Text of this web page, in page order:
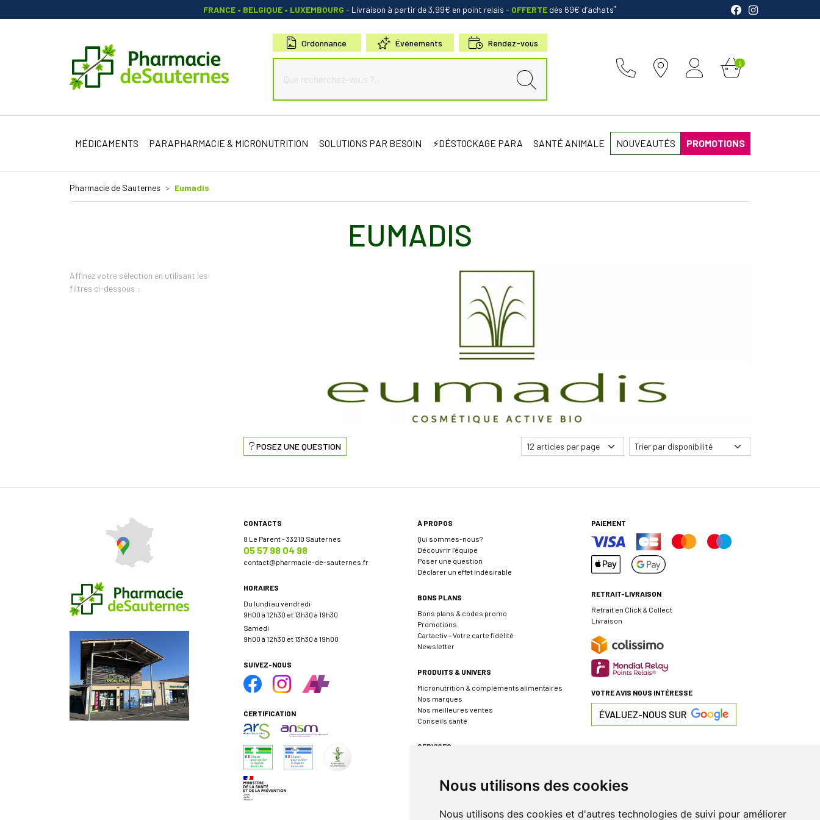
Nous utilisons des cookies
Nous utilisons des cookies et d'autres technologies de suivi pour améliorer
FRANCE • BELGIQUE • LUXEMBOURG - Livraison à partir de 3,99€ en point relais - OFFERTE dès 69€ d’achats*
Pharmacie de Sauternes Votre pharmacie en ligne à votre service
Ordonnance Événements Rendez-vous
0
MÉDICAMENTS PARAPHARMACIE & MICRONUTRITION SOLUTIONS PAR BESOIN ⚡DÉSTOCKAGE PARA SANTÉ ANIMALE NOUVEAUTÉS PROMOTIONS
Pharmacie de Sauternes Eumadis
EUMADIS
POSEZ UNE QUESTION
Affinez votre sélection en utilisant les
filtres ci-dessous :
CONTACTS
8 Le Parent - 33210 Sauternes
05 57 98 04 98
contact@pharmacie-de-sauternes.fr
HORAIRES
Du lundi au vendredi
9h00 à 12h30 et 13h30 à 19h30
Samedi
9h00 à 12h30 et 13h30 à 19h00
SUIVEZ-NOUS
CERTIFICATION
À PROPOS
Qui sommes-nous?
Découvrir l’équipe
Poser une question
Déclarer un effet indésirable
BONS PLANS
Bons plans & codes promo
Promotions
Cartactiv – Votre carte fidélité
Newsletter
PRODUITS & UNIVERS
Micronutrition & compléments alimentaires
Nos marques
Nos meilleures ventes
Conseils santé
SERVICES
Événements
PAIEMENT
RETRAIT-LIVRAISON
Retrait en Click & Collect
Livraison
VOTRE AVIS NOUS INTÉRESSE
ÉVALUEZ-NOUS SUR